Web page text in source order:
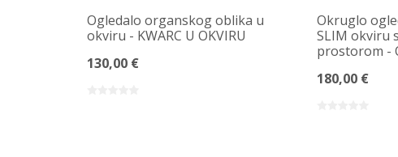
Ogledalo organskog oblika u
okviru - KWARC U OKVIRU
130,00 €
Okruglo
SLIM okviru
prostorom -
180,00 €